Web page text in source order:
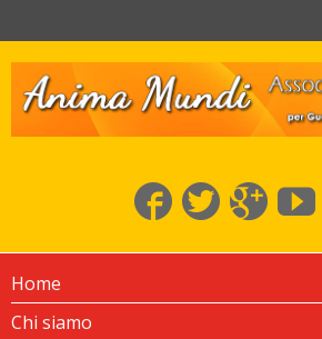
Home
Chi siamo